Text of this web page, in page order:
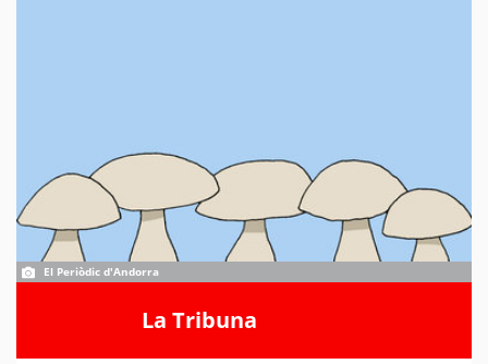
El Periòdic d'Andorra
La Tribuna